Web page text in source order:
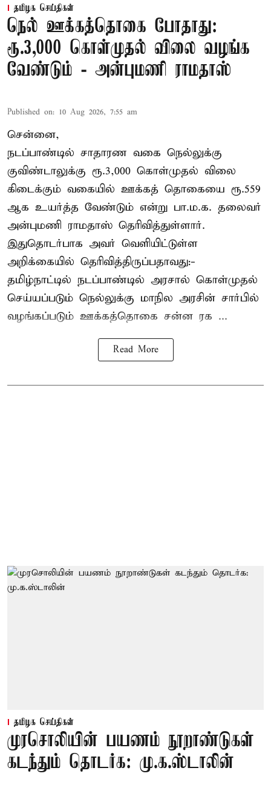
தமிழக செய்திகள்
நெல் ஊக்கத்தொகை போதாது:
ரூ.3,000 கொள்முதல் விலை வழங்க
வேண்டும் - அன்புமணி ராமதாஸ்
Published on: 10 Aug 2026, 7:55 am
சென்னை,
நடப்பாண்டில் சாதாரண வகை நெல்லுக்கு
குவிண்டாலுக்கு ரூ.3,000 கொள்முதல் விலை
கிடைக்கும் வகையில் ஊக்கத் தொகையை ரூ.559
ஆக உயர்த்த வேண்டும் என்று பா.ம.க. தலைவர்
அன்புமணி ராமதாஸ் தெரிவித்துள்ளார்.
இதுதொடர்பாக அவர் வெளியிட்டுள்ள
அறிக்கையில் தெரிவித்திருப்பதாவது:-
தமிழ்நாட்டில் நடப்பாண்டில் அரசால் கொள்முதல்
செய்யப்படும் நெல்லுக்கு மாநில அரசின் சார்பில்
வழங்கப்படும் ஊக்கத்தொகை சன்ன ரக ...
Read More
தமிழக செய்திகள்
முரசொலியின் பயணம் நூறாண்டுகள்
கடந்தும் தொடர்க: மு.க.ஸ்டாலின்